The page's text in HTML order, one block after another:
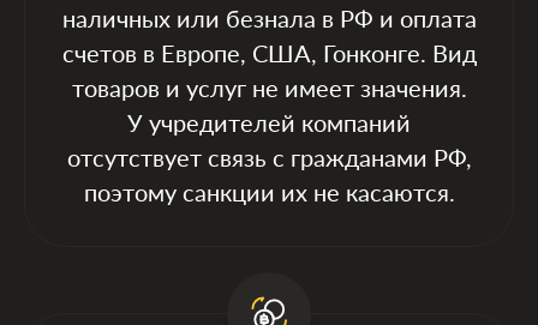
наличных или безнала в РФ и оплата
счетов в Европе, США, Гонконге. Вид
товаров и услуг не имеет значения.
У учредителей компаний
отсутствует связь с гражданами РФ,
поэтому санкции их не касаются.